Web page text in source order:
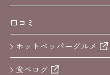
口コミ
ホットペッパーグルメ
食べログ